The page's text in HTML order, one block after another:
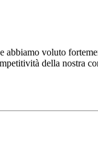
voluto
della nostra